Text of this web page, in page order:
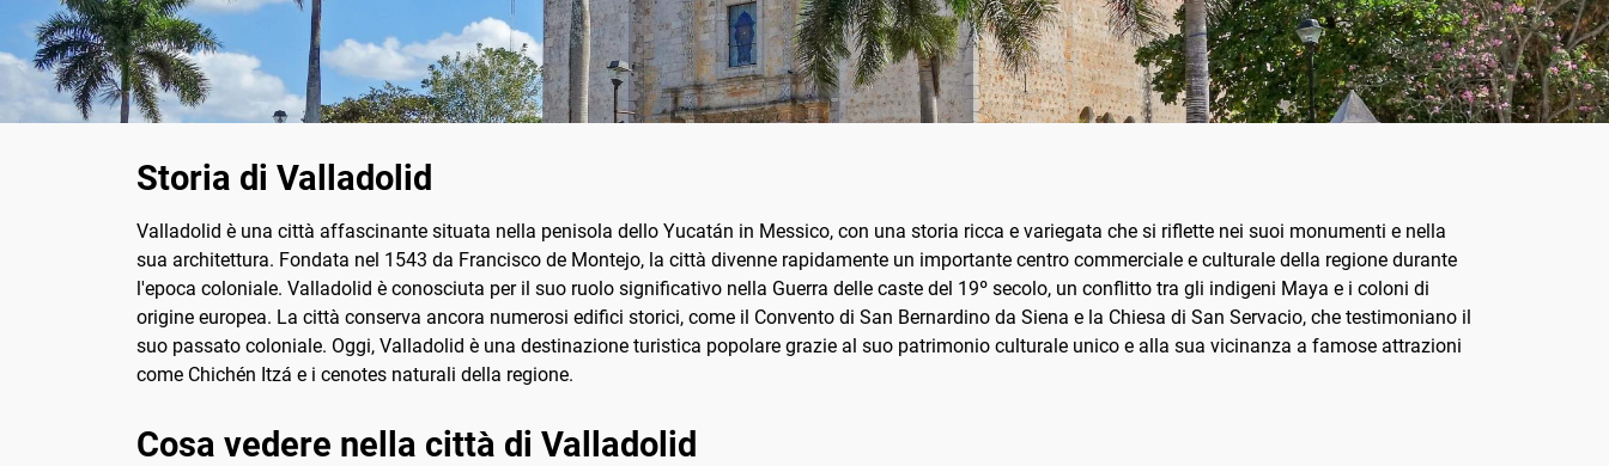
Storia di Valladolid
Valladolid è una città affascinante situata nella penisola dello Yucatán in Messico, con una storia ricca e variegata che si riflette nei suoi monumenti e nella
sua architettura. Fondata nel 1543 da Francisco de Montejo, la città divenne rapidamente un importante centro commerciale e culturale della regione durante
l'epoca coloniale. Valladolid è conosciuta per il suo ruolo significativo nella Guerra delle caste del 19º secolo, un conflitto tra gli indigeni Maya e i coloni di
origine europea. La città conserva ancora numerosi edifici storici, come il Convento di San Bernardino da Siena e la Chiesa di San Servacio, che testimoniano il
suo passato coloniale. Oggi, Valladolid è una destinazione turistica popolare grazie al suo patrimonio culturale unico e alla sua vicinanza a famose attrazioni
come Chichén Itzá e i cenotes naturali della regione.
Cosa vedere nella città di Valladolid